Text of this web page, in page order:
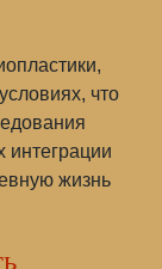
что
интеграции
жизнь